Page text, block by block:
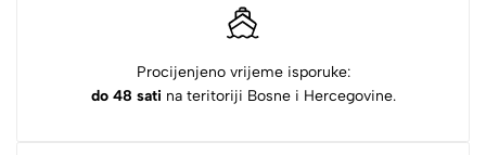
Procijenjeno vrijeme isporuke:
do 48 sati na teritoriji Bosne i Hercegovine.